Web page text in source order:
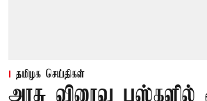
தமிழக செய்திகள்
அரசு விரைவு பஸ்களில்